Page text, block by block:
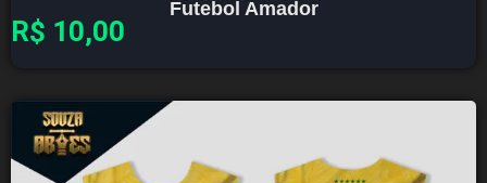
Futebol Amador
R$ 10,00